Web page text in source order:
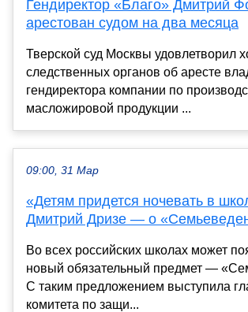
Гендиректор «Благо» Дмитрий
арестован судом на два месяца
Тверской суд Москвы удовлетворил
следственных органов об аресте
гендиректора компании по
масложировой продукции ...
09:00, 31 Мар
«Детям придется ночевать в
Дмитрий Дризе — о
Во всех российских школах может
новый обязательный предмет —
С таким предложением выступила
комитета по защи...